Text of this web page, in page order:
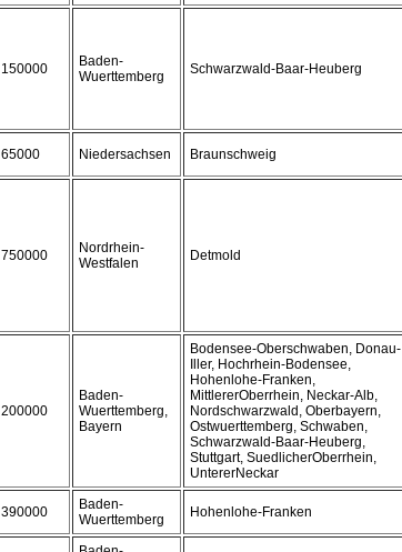
150000
Baden-
Wuerttemberg
Schwarzwald-Baar-Heuberg
65000 Niedersachsen Braunschweig
750000
Nordrhein-
Westfalen
Detmold
200000
Baden-
Wuerttemberg,
Bayern
Bodensee-Oberschwaben, Donau-
Iller, Hochrhein-Bodensee,
Hohenlohe-Franken,
MittlererOberrhein, Neckar-Alb,
Nordschwarzwald, Oberbayern,
Ostwuerttemberg, Schwaben,
Schwarzwald-Baar-Heuberg,
Stuttgart, SuedlicherOberrhein,
UntererNeckar
390000
Baden-
Wuerttemberg
Hohenlohe-Franken